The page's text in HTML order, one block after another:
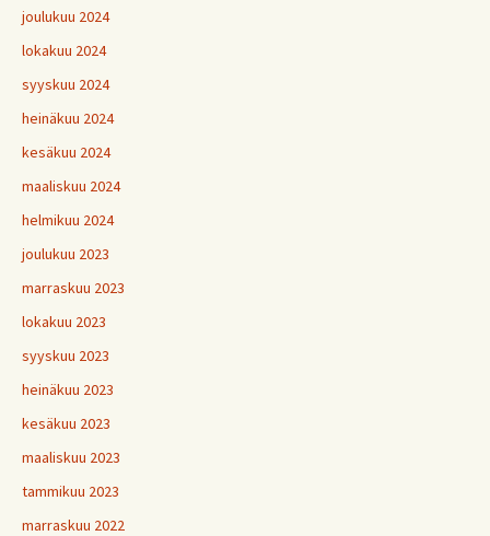
joulukuu 2024
lokakuu 2024
syyskuu 2024
heinäkuu 2024
kesäkuu 2024
maaliskuu 2024
helmikuu 2024
joulukuu 2023
marraskuu 2023
lokakuu 2023
syyskuu 2023
heinäkuu 2023
kesäkuu 2023
maaliskuu 2023
tammikuu 2023
marraskuu 2022